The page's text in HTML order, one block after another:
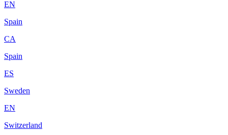
EN
Spain
CA
Spain
ES
Sweden
EN
Switzerland